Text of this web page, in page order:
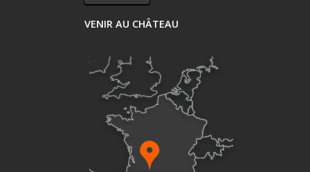
VENIR AU CHÂTEAU